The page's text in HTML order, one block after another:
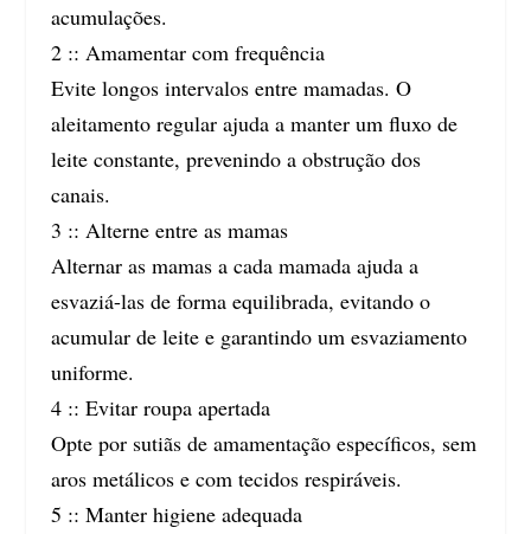
acumulações.
2 :: Amamentar com frequência
Evite longos intervalos entre mamadas. O
aleitamento regular ajuda a manter um fluxo de
leite constante, prevenindo a obstrução dos
canais.
3 :: Alterne entre as mamas
Alternar as mamas a cada mamada ajuda a
esvaziá-las de forma equilibrada, evitando o
acumular de leite e garantindo um esvaziamento
uniforme.
4 :: Evitar roupa apertada
Opte por sutiãs de amamentação específicos, sem
aros metálicos e com tecidos respiráveis.
5 :: Manter higiene adequada